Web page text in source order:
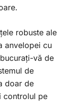
robuste ale
anvelopei cu
vă de
de
doar de
controlul pe